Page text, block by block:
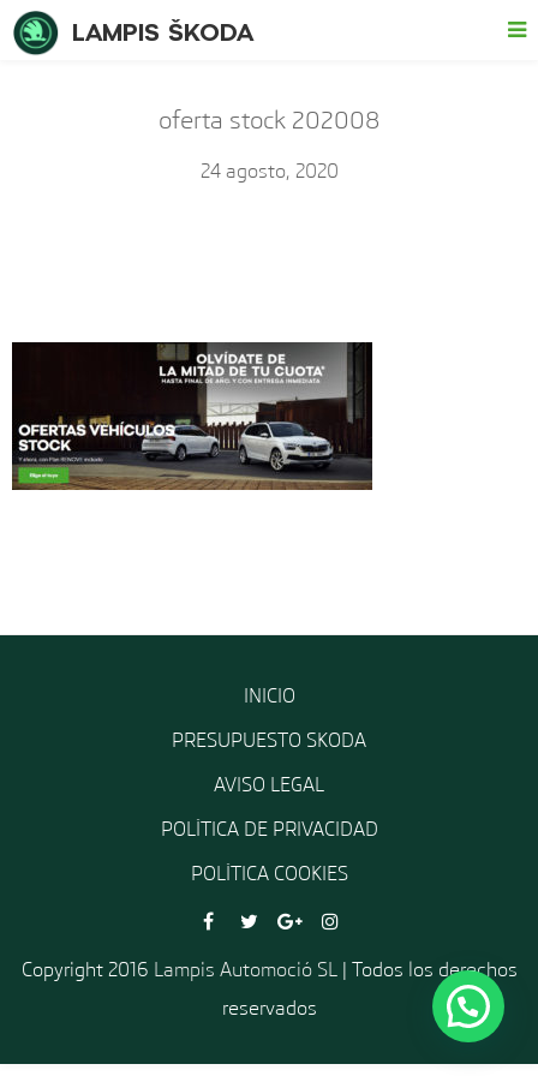
oferta stock 202008
24 agosto, 2020
INICIO
PRESUPUESTO SKODA
AVISO LEGAL
POLÍTICA DE PRIVACIDAD
POLÍTICA COOKIES
Copyright 2016 Lampis Automoció SL| Todos los derechos
reservados
LAMPIS ŠKODA